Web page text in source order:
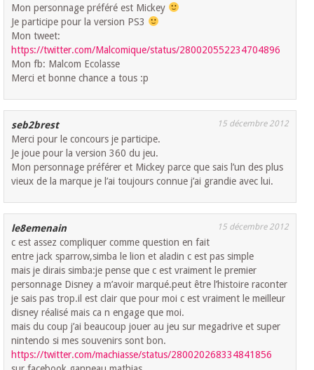
Mon personnage préféré est Mickey
Je participe pour la version PS3
Mon tweet:
https://twitter.com/Malcomique/status/280020552234704896
Mon fb: Malcom Ecolasse
Merci et bonne chance a tous :p
seb2brest 15 décembre 2012
Merci pour le concours je participe.
Je joue pour la version 360 du jeu.
Mon personnage préférer et Mickey parce que sais l’un des plus
vieux de la marque je l’ai toujours connue j’ai grandie avec lui.
le8emenain 15 décembre 2012
c est assez compliquer comme question en fait
entre jack sparrow,simba le lion et aladin c est pas simple
mais je dirais simba:je pense que c est vraiment le premier
personnage Disney a m’avoir marqué.peut être l’histoire raconter
je sais pas trop.il est clair que pour moi c est vraiment le meilleur
disney réalisé mais ca n engage que moi.
mais du coup j’ai beaucoup jouer au jeu sur megadrive et super
nintendo si mes souvenirs sont bon.
https://twitter.com/machiasse/status/280020268334841856